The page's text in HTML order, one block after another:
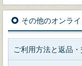
その他のオンラ
ご利用方法と返品